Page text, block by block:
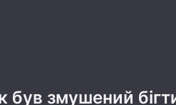
був змушений